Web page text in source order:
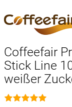
Coffeefair
Stick Line
weißer